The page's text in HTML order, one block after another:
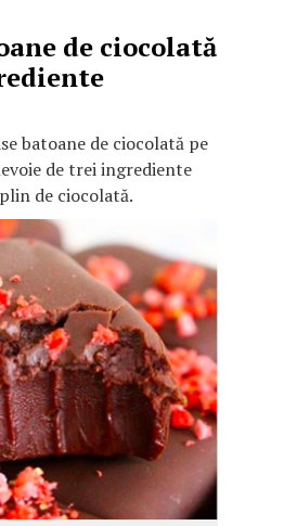
de ciocolată
batoane de ciocolată pe
de trei ingrediente
de ciocolată.